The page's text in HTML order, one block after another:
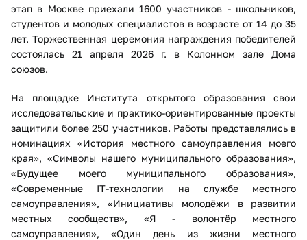
этап в Москве приехали 1600 участников - школьников,
студентов и молодых специалистов в возрасте от 14 до 35
лет. Торжественная церемония награждения победителей
состоялась 21 апреля 2026 г. в Колонном зале Дома
союзов.
На площадке Института открытого образования свои
исследовательские и практико-ориентированные проекты
защитили более 250 участников. Работы представлялись в
номинациях «История местного самоуправления моего
края», «Символы нашего муниципального образования»,
«Будущее моего муниципального образования»,
«Современные IT-технологии на службе местного
самоуправления», «Инициативы молодёжи в развитии
местных сообществ», «Я - волонтёр местного
самоуправления», «Один день из жизни местного